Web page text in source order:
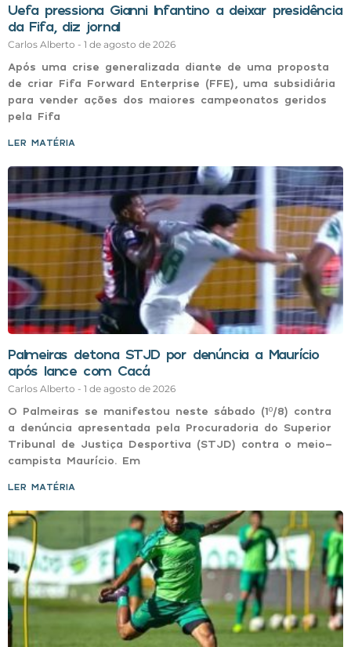
Uefa pressiona Gianni Infantino a deixar presidência
da Fifa, diz jornal
Carlos Alberto 1 de agosto de 2026
Após uma crise generalizada diante de uma proposta
de criar Fifa Forward Enterprise (FFE), uma subsidiária
para vender ações dos maiores campeonatos geridos
pela Fifa
LER MATÉRIA »
Palmeiras detona STJD por denúncia a Maurício
após lance com Cacá
Carlos Alberto 1 de agosto de 2026
O Palmeiras se manifestou neste sábado (1º/8) contra
a denúncia apresentada pela Procuradoria do Superior
Tribunal de Justiça Desportiva (STJD) contra o meio-
campista Maurício. Em
LER MATÉRIA »